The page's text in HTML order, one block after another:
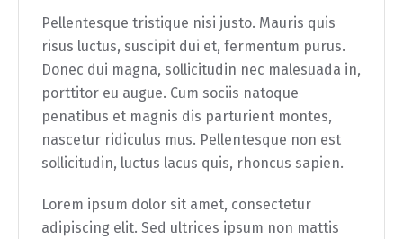
Pellentesque tristique nisi justo. Mauris quis
risus luctus, suscipit dui et, fermentum purus.
Donec dui magna, sollicitudin nec malesuada in,
porttitor eu augue. Cum sociis natoque
penatibus et magnis dis parturient montes,
nascetur ridiculus mus. Pellentesque non est
sollicitudin, luctus lacus quis, rhoncus sapien.
Lorem ipsum dolor sit amet, consectetur
adipiscing elit. Sed ultrices ipsum non mattis